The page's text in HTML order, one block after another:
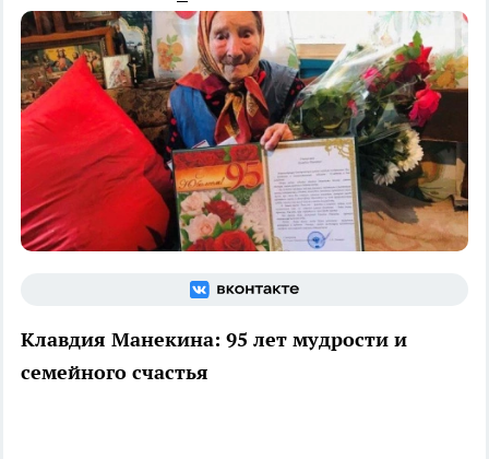
Клавдия Манекина: 95 лет мудрости и
семейного счастья